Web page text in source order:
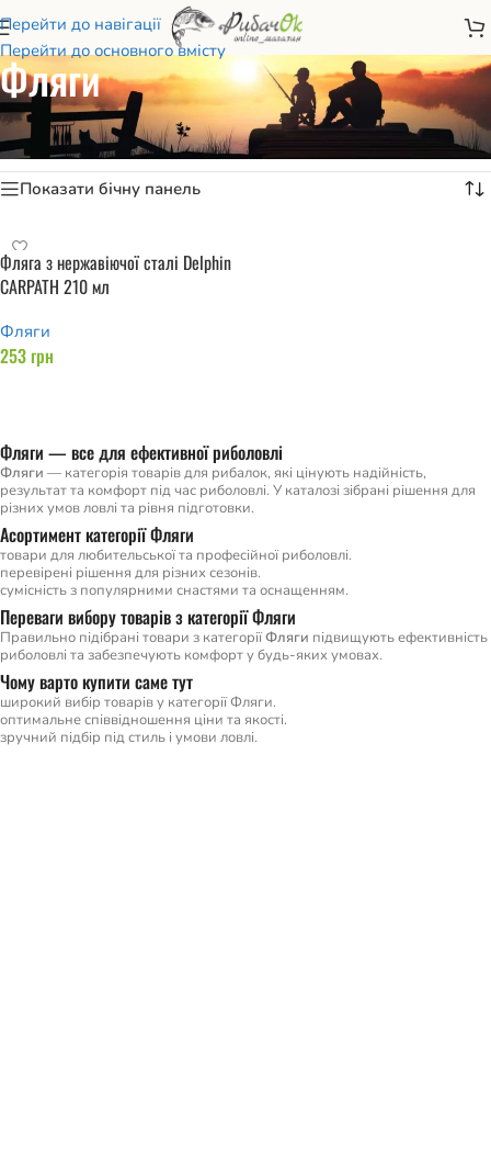
Перейти до навігації
Перейти до основного вмісту
Фляги
Головна/Туризм та кемпінг/ Меблі та посуд/Фляги
Показано один результат
Показати бічну панель
Фляга з нержавіючої сталі Delphin
CARPATH 210 мл
Фляги
253грн
Фляги — все для ефективної риболовлі
Фляги — категорія товарів для рибалок, які цінують надійність,
результат та комфорт під час риболовлі. У каталозі зібрані рішення для
різних умов ловлі та рівня підготовки.
Асортимент категорії Фляги
товари для любительської та професійної риболовлі.
перевірені рішення для різних сезонів.
сумісність з популярними снастями та оснащенням.
Переваги вибору товарів з категорії Фляги
Правильно підібрані товари з категоріїФляги підвищують ефективність
риболовлі та забезпечують комфорт у будь-яких умовах.
Чому варто купити саме тут
широкий вибір товарів у категорії Фляги.
оптимальне співвідношення ціни та якості.
зручний підбір під стиль і умови ловлі.